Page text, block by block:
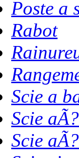
Poste a
Rabot
Scie a
Scie
Scie